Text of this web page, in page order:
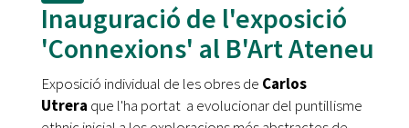
Inauguració de l'exposició
'Connexions' al B'Art Ateneu
Exposició individual de les obres de Carlos
Utrera que l'ha portat a evolucionar del puntillisme